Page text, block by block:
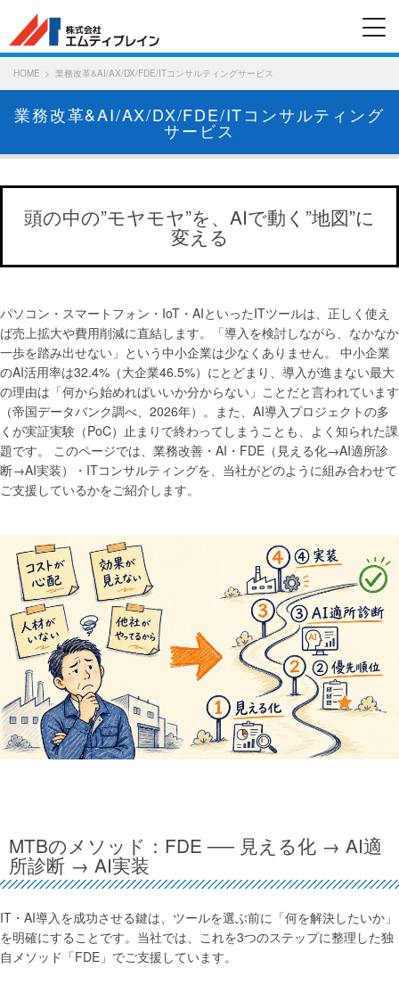
HOME 業務改革&AI/AX/DX/FDE/ITコンサルティングサービス
業務改革&AI/AX/DX/FDE/ITコンサルティング
サービス
頭の中の”モヤモヤ”を、AIで動く”地図”に
変える
パソコン・スマートフォン・IoT・AIといったITツールは、正しく使え
ば売上拡大や費用削減に直結します。「導入を検討しながら、なかなか
一歩を踏み出せない」という中小企業は少なくありません。 中小企業
のAI活用率は32.4%（大企業46.5%）にとどまり、導入が進まない最大
の理由は「何から始めればいいか分からない」ことだと言われています
（帝国データバンク調べ、2026年）。また、AI導入プロジェクトの多
くが実証実験（PoC）止まりで終わってしまうことも、よく知られた課
題です。 このページでは、業務改善・AI・FDE（見える化→AI適所診
断→AI実装）・ITコンサルティングを、当社がどのように組み合わせて
ご支援しているかをご紹介します。
MTBのメソッド：FDE ── 見える化 → AI適
所診断 → AI実装
IT・AI導入を成功させる鍵は、ツールを選ぶ前に「何を解決したいか」
を明確にすることです。当社では、これを3つのステップに整理した独
自メソッド「FDE」でご支援しています。